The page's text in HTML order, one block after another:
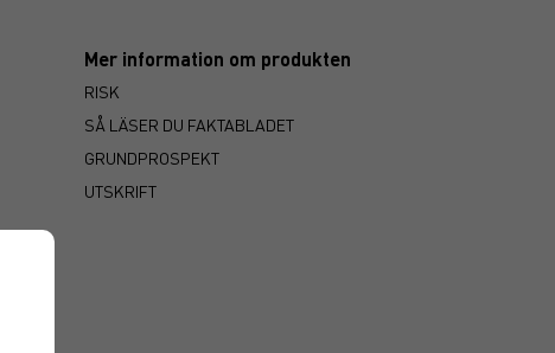
Mer information om produkten
RISK
SÅ LÄSER DU FAKTABLADET
GRUNDPROSPEKT
UTSKRIFT